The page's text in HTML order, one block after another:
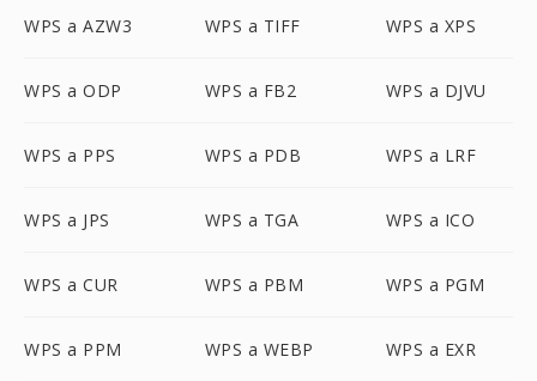
WPS a AZW3 WPS a TIFF WPS a XPS
WPS a ODP WPS a FB2 WPS a DJVU
WPS a PPS WPS a PDB WPS a LRF
WPS a JPS WPS a TGA WPS a ICO
WPS a CUR WPS a PBM WPS a PGM
WPS a PPM WPS a WEBP WPS a EXR